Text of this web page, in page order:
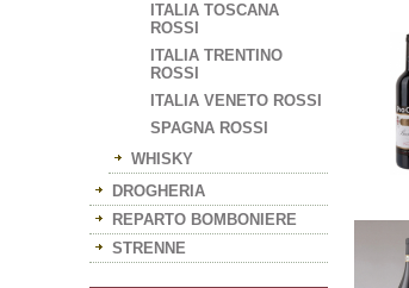
ITALIA TOSCANA
ROSSI
ITALIA TRENTINO
ROSSI
ITALIA VENETO ROSSI
SPAGNA ROSSI
WHISKY
DROGHERIA
REPARTO BOMBONIERE
STRENNE